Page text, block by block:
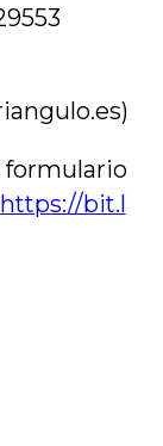
formulario
https://bit.l